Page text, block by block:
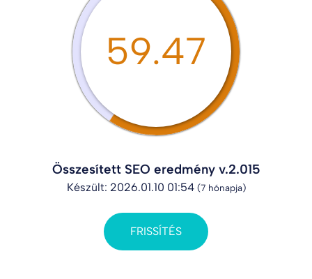
59.47
Összesített SEO eredmény v.2.015
Készült: 2026.01.10 01:54 (7 hónapja)
FRISSÍTÉS